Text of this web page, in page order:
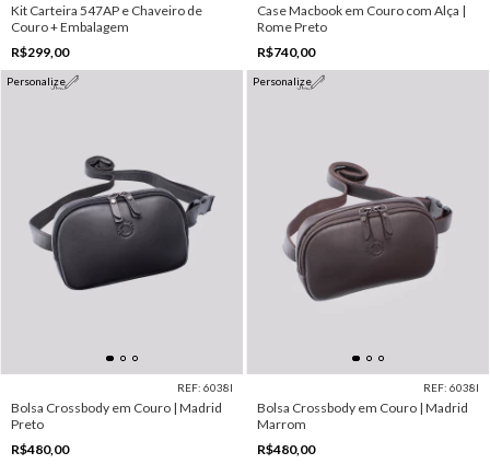
Kit Carteira 547AP e Chaveiro de
Couro + Embalagem
R$299,00
Case Macbook em Couro com Alça |
Rome Preto
R$740,00
Personalize
REF: 6038I
Bolsa Crossbody em Couro | Madrid
Preto
R$480,00
Personalize
REF: 6038I
Bolsa Crossbody em Couro | Madrid
Marrom
R$480,00